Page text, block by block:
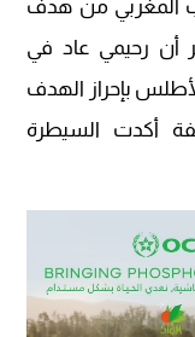
المغربي من هدف
أن رحيمي عاد في
بإحراز الهدف
أكدت السيطرة